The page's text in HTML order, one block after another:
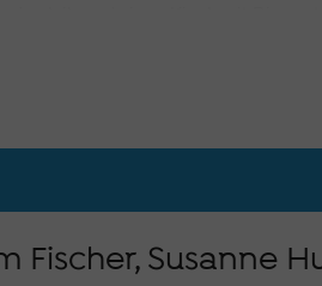
Wetter, Gastliegeplätze und
beim-fischer.de
Fischer, Susanne